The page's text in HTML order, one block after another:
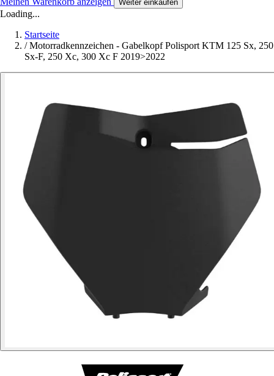
Weiter einkaufen
Loading...
Startseite
/ Motorradkennzeichen - Gabelkopf Polisport KTM 125 Sx, 250
Sx-F, 250 Xc, 300 Xc F 2019>2022